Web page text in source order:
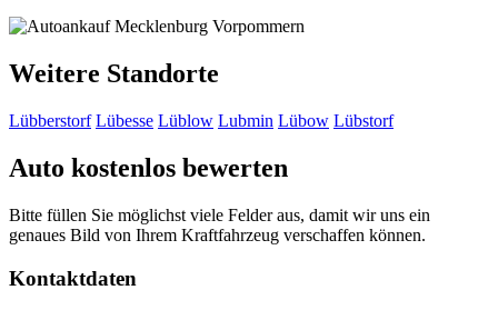
Weitere Standorte
Lübberstorf Lübesse Lüblow Lubmin Lübow Lübstorf
Auto kostenlos bewerten
Bitte füllen Sie möglichst viele Felder aus, damit wir uns ein
genaues Bild von Ihrem Kraftfahrzeug verschaffen können.
Kontaktdaten